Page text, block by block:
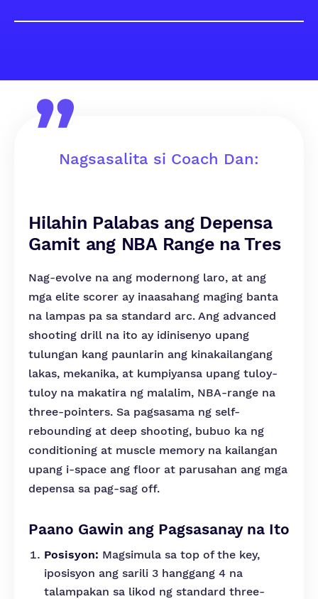
Nagsasalita si Coach Dan:
Hilahin Palabas ang Depensa
Gamit ang NBA Range na Tres
Nag-evolve na ang modernong laro, at ang
mga elite scorer ay inaasahang maging banta
na lampas pa sa standard arc. Ang advanced
shooting drill na ito ay idinisenyo upang
tulungan kang paunlarin ang kinakailangang
lakas, mekanika, at kumpiyansa upang tuloy-
tuloy na makatira ng malalim, NBA-range na
three-pointers. Sa pagsasama ng self-
rebounding at deep shooting, bubuo ka ng
conditioning at muscle memory na kailangan
upang i-space ang floor at parusahan ang mga
depensa sa pag-sag off.
Paano Gawin ang Pagsasanay na Ito
Posisyon: Magsimula sa top of the key,
iposisyon ang sarili 3 hanggang 4 na
talampakan sa likod ng standard three-